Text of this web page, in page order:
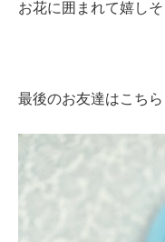
お花に囲まれて嬉し
最後のお友達はこちら